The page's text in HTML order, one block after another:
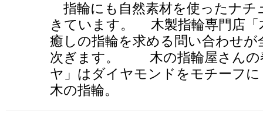
指輪にも自然素材を使ったナチ
きています。 木製指輪専門店「
癒しの指輪を求める問い合わせ
次ぎます。 木の指輪屋さんの
ヤ」はダイヤモンドをモチーフ
木の指輪。